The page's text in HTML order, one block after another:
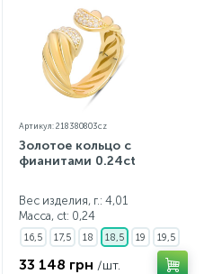
Артикул: 218380803cz
Золотое кольцо с
фианитами 0.24ct
Вес изделия, г.: 4,01
Масса, ct: 0,24
16,5 17,5 18 18,5 19 19,5
33 148 грн /шт.